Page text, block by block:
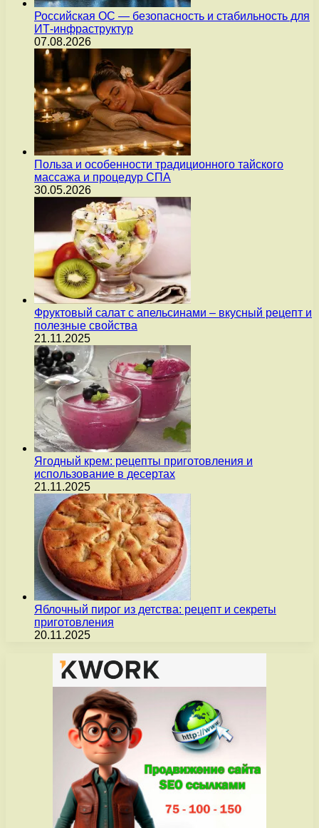
Российская ОС — безопасность и стабильность для
ИТ-инфраструктур
07.08.2026
Польза и особенности традиционного тайского
массажа и процедур СПА
30.05.2026
Фруктовый салат с апельсинами – вкусный рецепт и
полезные свойства
21.11.2025
Ягодный крем: рецепты приготовления и
использование в десертах
21.11.2025
Яблочный пирог из детства: рецепт и секреты
приготовления
20.11.2025